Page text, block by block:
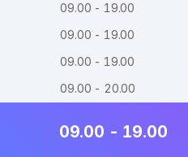
09.00 - 19.00
09.00 - 19.00
09.00 - 19.00
09.00 - 20.00
09.00 - 19.00